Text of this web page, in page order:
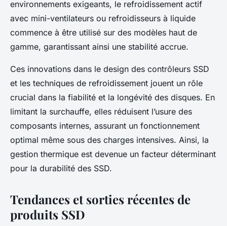
environnements exigeants, le refroidissement actif
avec mini-ventilateurs ou refroidisseurs à liquide
commence à être utilisé sur des modèles haut de
gamme, garantissant ainsi une stabilité accrue.
Ces innovations dans le design des contrôleurs SSD
et les techniques de refroidissement jouent un rôle
crucial dans la fiabilité et la longévité des disques. En
limitant la surchauffe, elles réduisent l’usure des
composants internes, assurant un fonctionnement
optimal même sous des charges intensives. Ainsi, la
gestion thermique est devenue un facteur déterminant
pour la durabilité des SSD.
Tendances et sorties récentes de
produits SSD